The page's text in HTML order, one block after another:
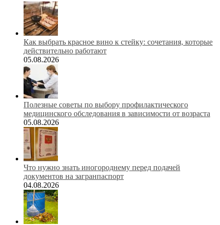
Как выбрать красное вино к стейку: сочетания, которые
действительно работают
05.08.2026
Полезные советы по выбору профилактического
медицинского обследования в зависимости от возраста
05.08.2026
Что нужно знать иногороднему перед подачей
документов на загранпаспорт
04.08.2026